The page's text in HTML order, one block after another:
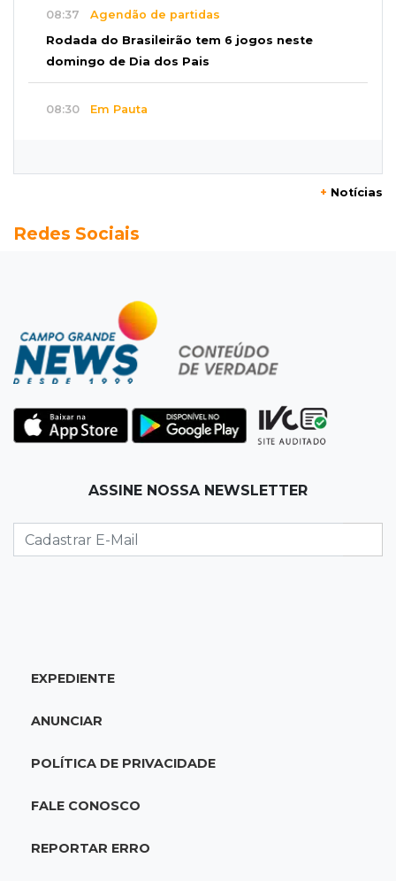
08:37 Agendão de partidas
Rodada do Brasileirão tem 6 jogos neste
domingo de Dia dos Pais
08:30 Em Pauta
que tinha com a filha em loja
Município de MS perde 58 mil hectares e R$ 12
milhões por mês com silvicultura
08:03Amambai
poste de energia elétrica
Campo Grande tem quatro interdições no
Pais passam kung-fu de geração em geração
deformado e outro ferido
07:2014 de julho
+ Notícias
Redes Sociais
ASSINE NOSSA NEWSLETTER
EXPEDIENTE
ANUNCIAR
POLÍTICA DE PRIVACIDADE
FALE CONOSCO
REPORTAR ERRO